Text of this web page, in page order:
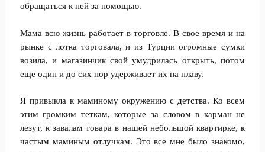
обращаться к ней за помощью.
Мама всю жизнь работает в торговле. В свое время и на
рынке с лотка торговала, и из Турции огромные сумки
возила, и магазинчик свой умудрилась открыть, потом
еще один и до сих пор удерживает их на плаву.
Я привыкла к маминому окружению с детства. Ко всем
этим громким теткам, которые за словом в карман не
лезут, к завалам товара в нашей небольшой квартирке, к
частым маминым отлучкам. Это все мне было знакомо,